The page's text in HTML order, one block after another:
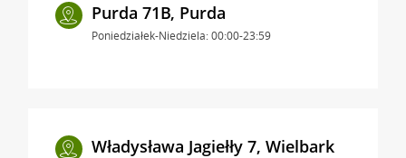
Purda 71B, Purda
Poniedziałek-Niedziela: 00:00-23:59
Władysława Jagiełły 7, Wielbark